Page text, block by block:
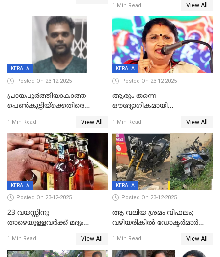
രൂക്ഷം
ഗുരുതരാവസ്ഥയിൽ
1 Min Read View All
KERALA
Posted On 23-12-2025
പ്രായപൂർത്തിയാകാത്ത
പെൺകുട്ടിയ്ക്കെതിരെ
59 വർഷം തടവും 90,൦൦൦ രൂപ
പിഴയും ശിക്ഷ
1 Min Read View All
KERALA
Posted On 23-12-2025
ആരും തന്നെ
ഔദ്യോഗികമായി
കണ്ടെത്താൻ ഇന്ന് കോർ
കമ്മിറ്റി കൂടിയില്ല';
അതൃപ്തിയുമായി ദീപ്തി മേരി
വർഗീസ്
1 Min Read View All
KERALA
Posted On 23-12-2025
23 വയസ്സിനു
താഴെയുള്ളവർക്ക് മദ്യം
നടപടി;സ്ഥാപനങ്ങൾക്കെതിരെ
രണ്ട് കേസുകൾ
1 Min Read View All
KERALA
Posted On 23-12-2025
ആ വലിയ ശ്രമം വിഫലം;
വഴിയരികില്‍ ‌ഡോക്ടര്‍മാര്‍
മരണത്തിന് കീഴടങ്ങി
1 Min Read View All